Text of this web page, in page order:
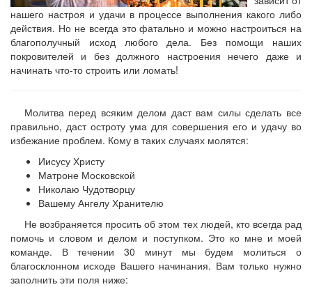
нашего настроя и удачи в процессе выполнения какого либо
действия. Но не всегда это фатально и можно настроиться на
благополучный исход любого дела. Без помощи наших
покровителей и без должного настроения нечего даже и
начинать что-то строить или ломать!
Молитва перед всяким делом даст вам силы сделать все
правильно, даст остроту ума для совершения его и удачу во
избежание проблем. Кому в таких случаях молятся:
Иисусу Христу
Матроне Московской
Николаю Чудотворцу
Вашему Ангелу Хранителю
Не возбраняется просить об этом тех людей, кто всегда рад
помочь и словом и делом и поступком. Это ко мне и моей
команде. В течении 30 минут мы будем молиться о
благосклонном исходе Вашего начинания. Вам только нужно
заполнить эти поля ниже: